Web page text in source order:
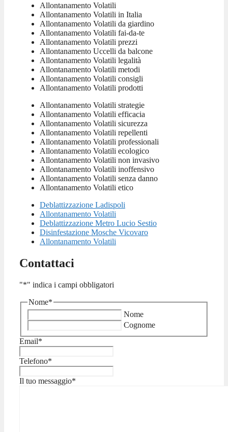
Allontanamento Volatili
Allontanamento Volatili in Italia
Allontanamento Volatili da giardino
Allontanamento Volatili fai-da-te
Allontanamento Volatili prezzi
Allontanamento Uccelli da balcone
Allontanamento Volatili legalità
Allontanamento Volatili metodi
Allontanamento Volatili consigli
Allontanamento Volatili prodotti
Allontanamento Volatili strategie
Allontanamento Volatili efficacia
Allontanamento Volatili sicurezza
Allontanamento Volatili repellenti
Allontanamento Volatili professionali
Allontanamento Volatili ecologico
Allontanamento Volatili non invasivo
Allontanamento Volatili inoffensivo
Allontanamento Volatili senza danno
Allontanamento Volatili etico
Deblattizzazione Ladispoli
Allontanamento Volatili
Deblattizzazione Metro Lucio Sestio
Disinfestazione Mosche Vicovaro
Allontanamento Volatili
Contattaci
"*" indica i campi obbligatori
Nome*
Nome
Cognome
Email*
Telefono*
Il tuo messaggio*